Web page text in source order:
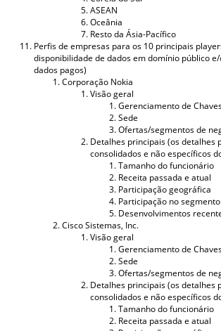
ASEAN
Oceânia
Resto da Ásia-Pacífico
Perfis de empresas para os 10 principais
disponibilidade de dados em domínio público
dados pagos)
Corporação Nokia
Visão geral
Gerenciamento de
Sede
Ofertas/segmentos de
Detalhes principais (os detalhes
consolidados e não específicos
Tamanho do funcionário
Receita passada e atual
Participação geográfica
Participação no
Desenvolvimentos
Cisco Sistemas, Inc.
Visão geral
Gerenciamento de
Sede
Ofertas/segmentos de
Detalhes principais (os detalhes
consolidados e não específicos
Tamanho do funcionário
Receita passada e atual